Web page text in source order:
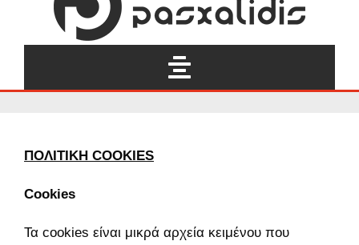
Toggle
ΠΟΛΙΤΙΚΗ COOKIES
Cookies
Τα cookies είναι μικρά αρχεία κειμένου που